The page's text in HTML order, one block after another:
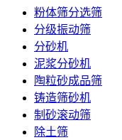
粉体筛分选筛
分级振动筛
分砂机
泥浆分砂机
陶粒砂成品筛
铸造筛砂机
制砂滚动筛
除土筛